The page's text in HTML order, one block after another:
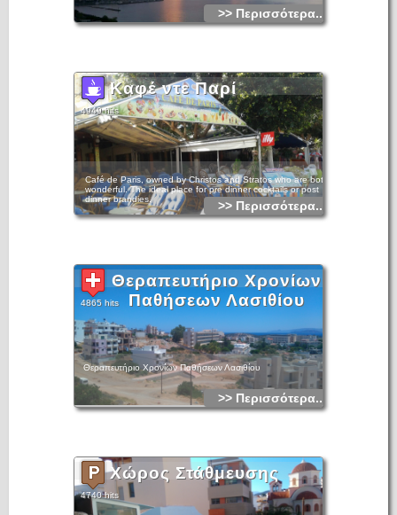
>> Περισσότερα...
Καφέ ντε Παρί
4949 hits
Café de Paris, owned by Christos and Stratos who are both
wonderful. The ideal place for pre dinner cocktails or post
dinner brandies.
>> Περισσότερα...
Θεραπευτήριο Χρονίων
Παθήσεων Λασιθίου
4865 hits
Θεραπευτήριο Χρονίων Παθήσεων Λασιθίου
>> Περισσότερα...
Χώρος Στάθμευσης
4740 hits